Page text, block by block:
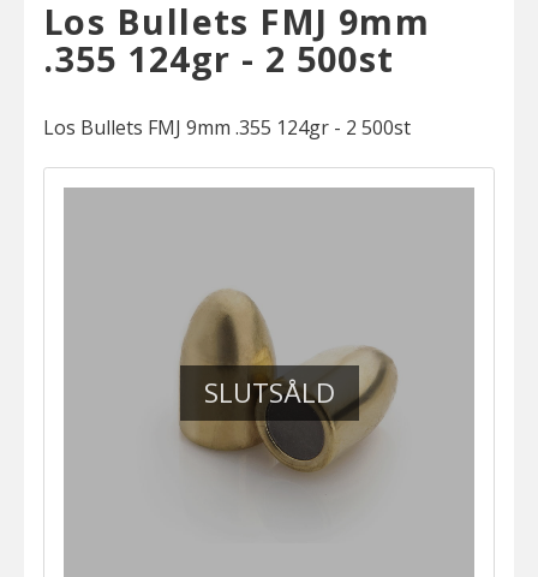
Los Bullets FMJ 9mm
.355 124gr - 2 500st
Los Bullets FMJ 9mm .355 124gr - 2 500st
SLUTSÅLD